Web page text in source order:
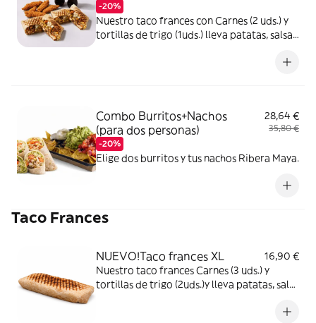
-20%
Nuestro taco frances con Carnes (2 uds.) y
tortillas de trigo (1uds.) lleva patatas, salsa
Combo Burritos+Nachos
(para dos personas)
-20%
28,64 €
35,80 €
Elige dos burritos y tus nachos Ribera Maya.
Taco Frances
NUEVO!Taco frances XL
16,90 €
Nuestro taco frances Carnes (3 uds.) y
tortillas de trigo (2uds.)y lleva patatas, salsa